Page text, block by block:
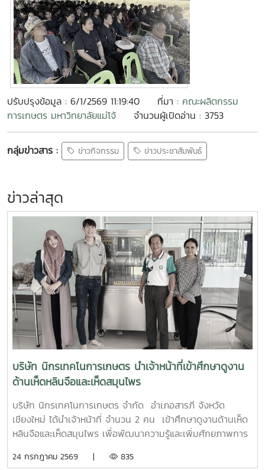
ปรับปรุงข้อมูล : 6/1/2569 11:19:40 ที่มา : คณะผลิตกรรม
การเกษตร มหาวิทยาลัยแม่โจ้
จำนวนผู้เปิดอ่าน : 3753
กลุ่มข่าวสาร : ข่าวกิจกรรม ข่าวประชาสัมพันธ์
ข่าวล่าสุด
บริษัท นิกรเทคโนการเกษตร นำเจ้าหน้าที่เข้าศึกษาดูงาน
ด้านเห็ดหลินจือและเห็ดสมุนไพร
บริษัท นิกรเทคโนการเกษตร จำกัด อำเภอสารภี จังหวัด
เชียงใหม่ ได้นำเจ้าหน้าที่ จำนวน 2 คน เข้าศึกษาดูงานด้านเห็ด
หลินจือและเห็ดสมุนไพร เพื่อพัฒนาความรู้และเพิ่มศักยภาพการ
ใช้ในการวิจัย พัฒนาและต่อยอดผลิตภัณฑ์ให้มีคุณภาพและได้
24 กรกฎาคม 2569 | 835